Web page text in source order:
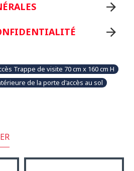
Trappe de visite 70 cm x 160 cm H
de la porte d'accès au sol